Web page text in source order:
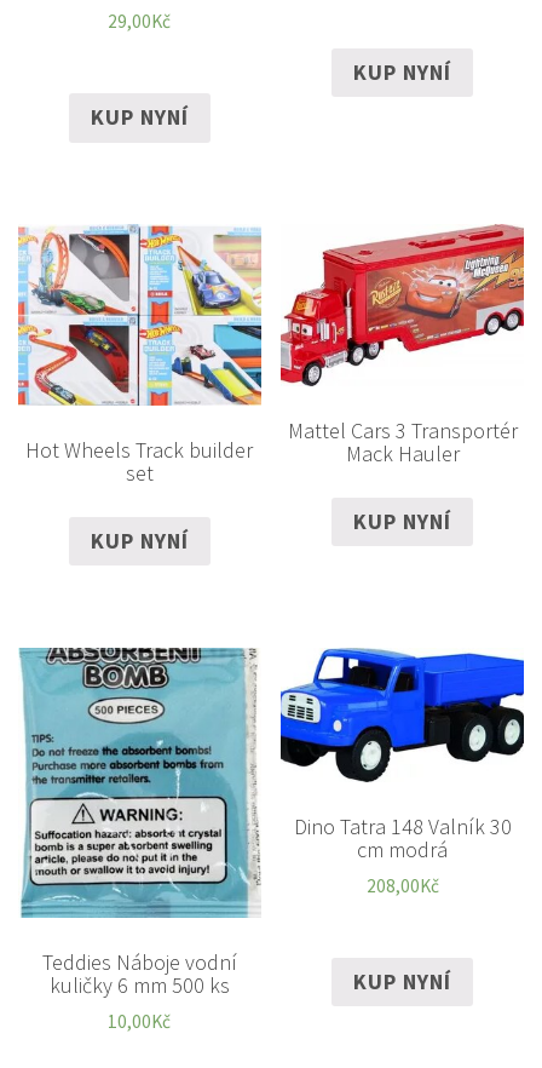
29,00Kč
KUP NYNÍ
KUP NYNÍ
Hot Wheels Track builder
set
KUP NYNÍ
Mattel Cars 3 Transportér
Mack Hauler
KUP NYNÍ
Teddies Náboje vodní
kuličky 6 mm 500 ks
10,00Kč
Dino Tatra 148 Valník 30
cm modrá
208,00Kč
KUP NYNÍ